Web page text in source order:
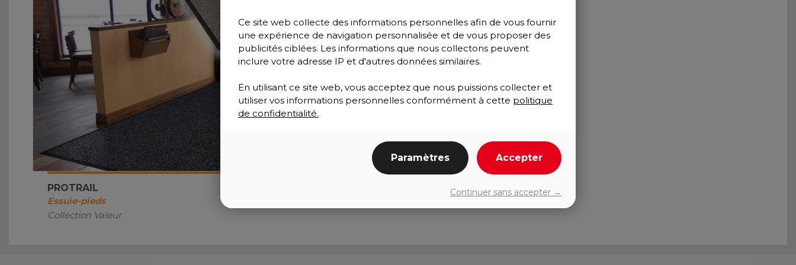
PROTRAIL
Essuie-pieds
Collection Valeur
Ce site web collecte des informations personnelles afin de vous fournir
une expérience de navigation personnalisée et de vous proposer des
publicités ciblées. Les informations que nous collectons peuvent
inclure votre adresse IP et d'autres données similaires.
En utilisant ce site web, vous acceptez que nous puissions collecter et
utiliser vos informations personnelles conformément à cette politique
de confidentialité.
Paramètres Accepter
Continuer sans accepter →